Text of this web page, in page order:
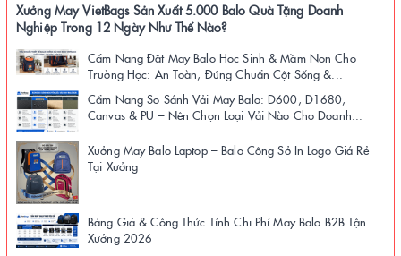
Xưởng May VietBags Sản Xuất 5.000 Balo Quà Tặng Doanh
Nghiệp Trong 12 Ngày Như Thế Nào?
Cẩm Nang Đặt May Balo Học Sinh & Mầm Non Cho
Trường Học: An Toàn, Đúng Chuẩn Cột Sống &...
Cẩm Nang So Sánh Vải May Balo: D600, D1680,
Canvas & PU – Nên Chọn Loại Vải Nào Cho Doanh...
Xưởng May Balo Laptop – Balo Công Sở In Logo Giá Rẻ
Tại Xưởng
Bảng Giá & Công Thức Tính Chi Phí May Balo B2B Tận
Xưởng 2026